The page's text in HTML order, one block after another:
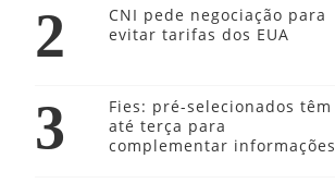
2
CNI pede negociação para
evitar tarifas dos EUA
3
Fies: pré-selecionados têm
até terça para
complementar informações